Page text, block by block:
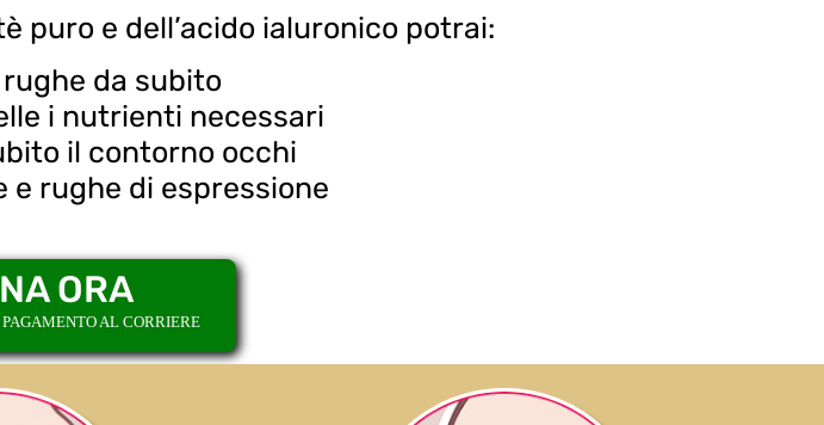
puro e dell’acido ialuronico potrai:
da subito
i nutrienti necessari
il contorno occhi
e rughe di espressione
ORA
AL CORRIERE